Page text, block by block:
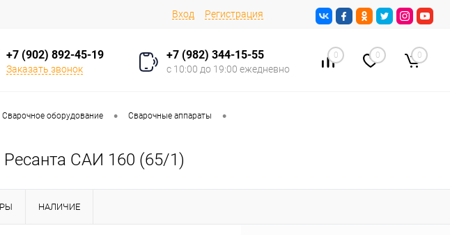
Вход Регистрация
+7 (902) 892-45-19
Заказать звонок
+7 (982) 344-15-55
с 10:00 до 19:00 ежедневно
0 0 0
Сварочное оборудование • Сварочные аппараты •
САИ 160 (65/1)
НАЛИЧИЕ